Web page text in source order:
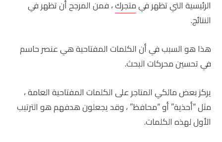
الرئيسية التي تظهر فيمتجرك، فمن المرجح أن تظهر في
النتائج.
هذا هو السبب في أن الكلمات المفتاحية هي عنصر حاسم
في تحسين محركات البحث.
يركز بعض مالكي المتاجر على الكلمات المفتاحية العامة ،
مثل “أحذية” أو “محافظ” ، وقد يجعلون هدفهم هو الترتيب
الأول لهذه الكلمات.